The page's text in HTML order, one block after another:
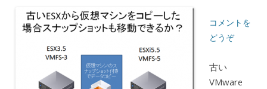
コメントを
どうぞ
古い
VMware